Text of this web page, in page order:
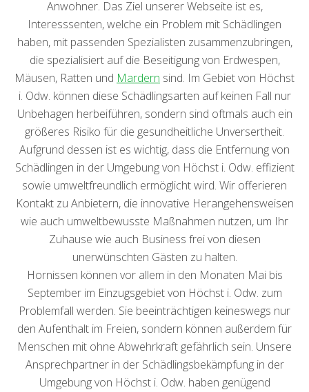
Anwohner. Das Ziel unserer Webseite ist es,
Interesssenten, welche ein Problem mit Schädlingen
haben, mit passenden Spezialisten zusammenzubringen,
die spezialisiert auf die Beseitigung von Erdwespen,
Mäusen, Ratten und Mardern sind. Im Gebiet von Höchst
i. Odw. können diese Schädlingsarten auf keinen Fall nur
Unbehagen herbeiführen, sondern sind oftmals auch ein
größeres Risiko für die gesundheitliche Unversertheit.
Aufgrund dessen ist es wichtig, dass die Entfernung von
Schädlingen in der Umgebung von Höchst i. Odw. effizient
sowie umweltfreundlich ermöglicht wird. Wir offerieren
Kontakt zu Anbietern, die innovative Herangehensweisen
wie auch umweltbewusste Maßnahmen nutzen, um Ihr
Zuhause wie auch Business frei von diesen
unerwünschten Gästen zu halten.
Hornissen können vor allem in den Monaten Mai bis
September im Einzugsgebiet von Höchst i. Odw. zum
Problemfall werden. Sie beeinträchtigen keineswegs nur
den Aufenthalt im Freien, sondern können außerdem für
Menschen mit ohne Abwehrkraft gefährlich sein. Unsere
Ansprechpartner in der Schädlingsbekämpfung in der
Umgebung von Höchst i. Odw. haben genügend